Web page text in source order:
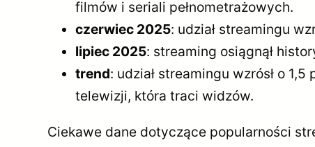
filmów i seriali pełnometrażowych.
czerwiec 2025: udział streamingu
lipiec 2025: streaming osiągnął
trend: udział streamingu wzrósł o
telewizji, która traci widzów.
Ciekawe dane dotyczące popularności